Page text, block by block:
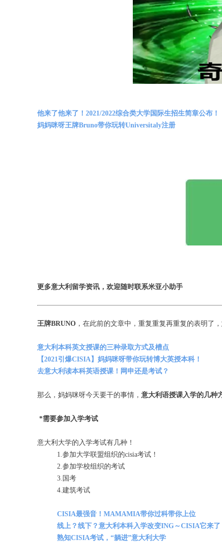
他来了他来了！2021/2022综合类大学国际生招生简章公布！
妈妈咪呀王牌Bruno带你玩转Universitaly注册
更多意大利留学资讯，欢迎随时联系米亚小助手
王牌BRUNO ，在此前的文章中，重复重复再重复的表明了，
意大利本科英文授课的三种录取方式及槽点
【2021引爆CISIA】妈妈咪呀带你玩转博大英授本科！
去意大利读本科英语授课！网申还是考试？
那么，妈妈咪呀今天要干的事情， 意大利语授课入学的几种
*需要参加入学考试
意大利大学的入学考试有几种！
1.参加大学联盟组织的cisia考试！
2.参加学校组织的考试
3.国考
4.建筑考试
CISIA最强音！MAMAMIA带你过科带你上位
线上？线下？意大利本科入学改变ING～CISIA它来了
熟知CISIA考试，“躺进”意大利大学